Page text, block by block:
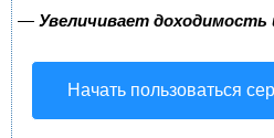
— Увеличивает
Начать пользоваться